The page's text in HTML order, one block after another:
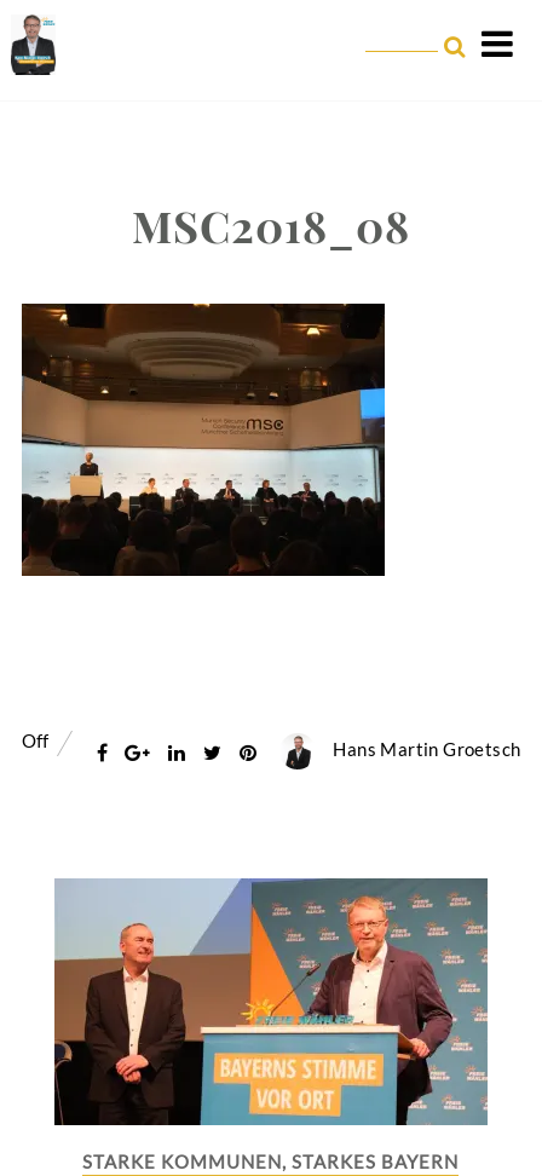
MSC2018_08
Off Hans Martin Groetsch
STARKE KOMMUNEN, STARKES BAYERN